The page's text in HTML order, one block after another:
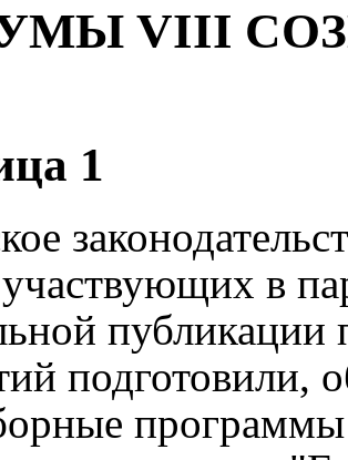
VIII
1
в
подготовили,